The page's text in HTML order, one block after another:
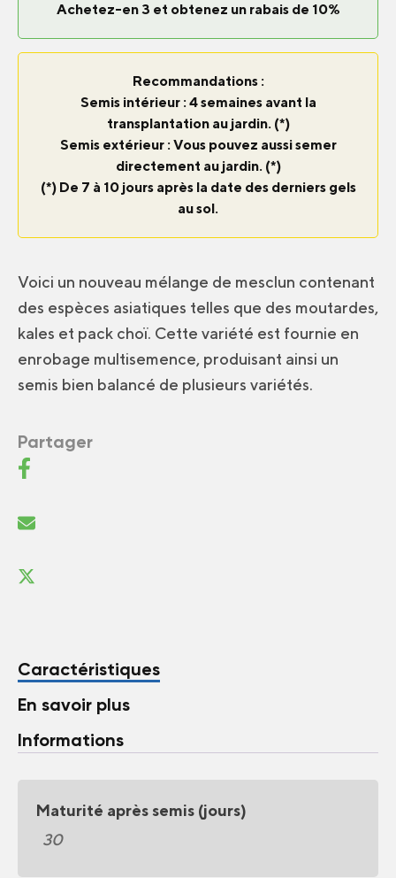
Achetez-en 3 et obtenez un rabais de 10%
Recommandations :
Semis intérieur : 4 semaines avant la
transplantation au jardin. (*)
Semis extérieur : Vous pouvez aussi semer
directement au jardin. (*)
(*) De 7 à 10 jours après la date des derniers gels
au sol.
Voici un nouveau mélange de mesclun contenant
des espèces asiatiques telles que des moutardes,
kales et pack choï. Cette variété est fournie en
enrobage multisemence, produisant ainsi un
semis bien balancé de plusieurs variétés.
Partager
Caractéristiques
En savoir plus
Informations
Maturité après semis (jours)
30